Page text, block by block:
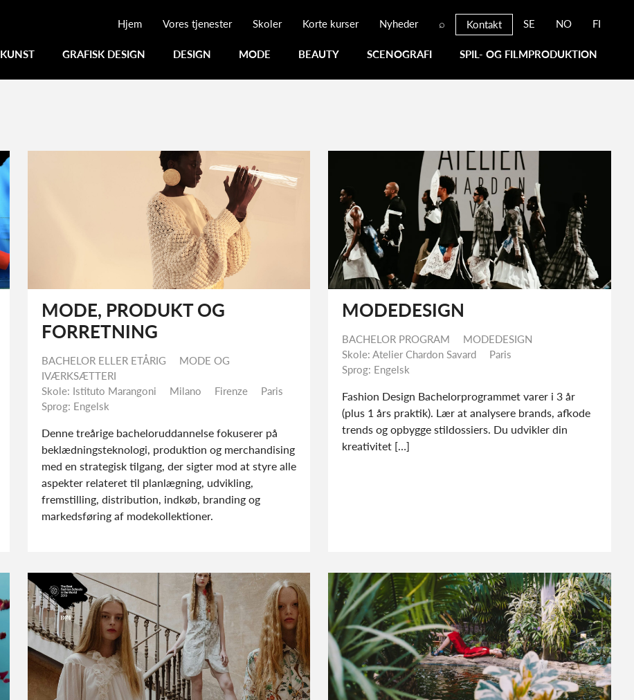
FI
NO
SE
Kontakt
⌕
Nyheder
Korte kurser
Skoler
Vores tjenester
Hjem
SPIL- OG FILMPRODUKTION
SCENOGRAFI
BEAUTY
MODE
DESIGN
GRAFISK DESIGN
KUNST
MODE, PRODUKT OG
FORRETNING
BACHELOR ELLER ETÅRIG
MODE OG
IVÆRKSÆTTERI
Skole: Istituto Marangoni
Milano Firenze
Paris
Sprog: Engelsk
Denne treårige bacheloruddannelse fokuserer på
beklædningsteknologi, produktion og
merchandising med en strategisk tilgang, der sigter
mod at styre alle aspekter relateret til planlægning,
udvikling, fremstilling, distribution, indkøb,
branding og markedsføring af modekollektioner.
MODEDESIGN
BACHELOR PROGRAM
MODEDESIGN
Skole: Atelier Chardon Savard
Paris
Sprog: Engelsk
Fashion Design Bachelorprogrammet varer i 3 år
(plus 1 års praktik). Lær at analysere brands, afkode
trends og opbygge stildossiers. Du udvikler din
kreativitet […]
Kontakt os for mere information.
KONTAKT